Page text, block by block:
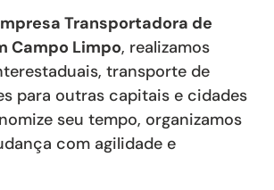
Transportadora de
Campo Limpo, realizamos
transporte de
para outras capitais e cidades
seu tempo, organizamos
com agilidade e